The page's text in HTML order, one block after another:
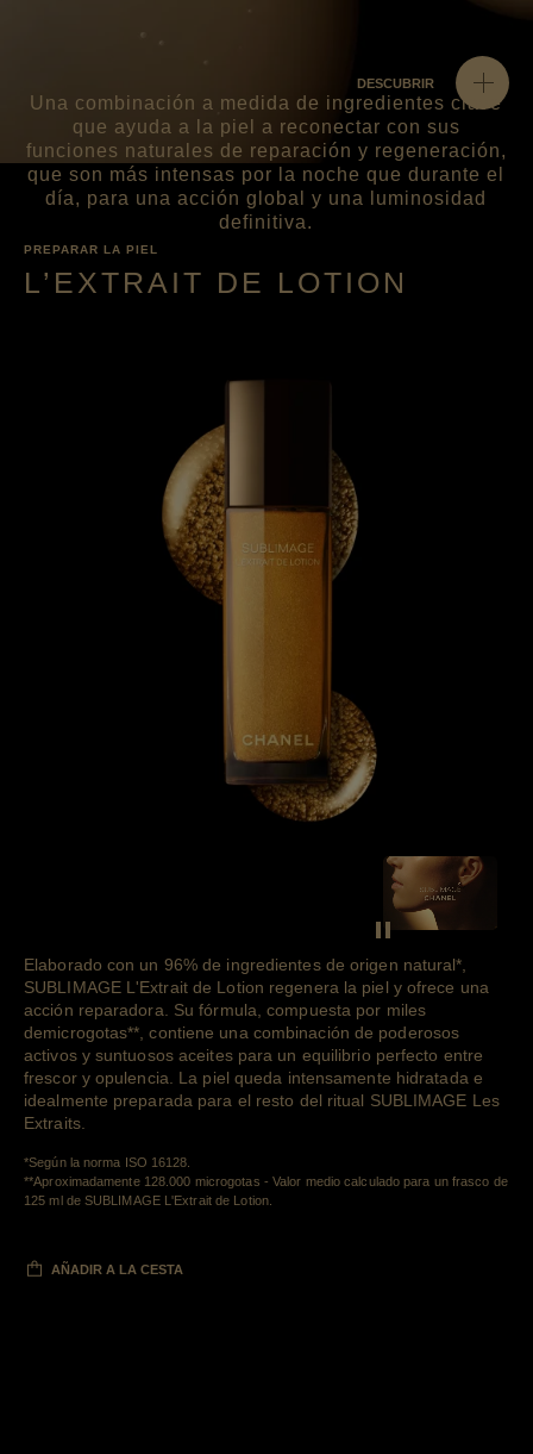
DESCUBRIR
Una combinación a medida de ingredientes clave
que ayuda a la piel a reconectar con sus
funciones naturales de reparación y regeneración,
que son más intensas por la noche que durante el
día, para una acción global y una luminosidad
definitiva.
PREPARAR LA PIEL
L’EXTRAIT DE LOTION
Pausar el vídeo
SEE THE
Elaborado con un 96% de ingredientes de origen natural*
SUBLIMAGE L'Extrait de Lotion regenera la piel y ofrece una
acción reparadora. Su fórmula, compuesta por miles
demicrogotas** , contiene una combinación de poderosos
activos y suntuosos aceites para un equilibrio perfecto entre
frescor y opulencia. La piel queda intensamente hidratada e
idealmente preparada para el resto del ritual SUBLIMAGE Les
Extraits.
*Según la norma ISO 16128.
**Aproximadamente 128.000 microgotas - Valor medio calculado para un frasco de
125 ml de SUBLIMAGE L'Extrait de Lotion.
AÑADIR A LA CESTA